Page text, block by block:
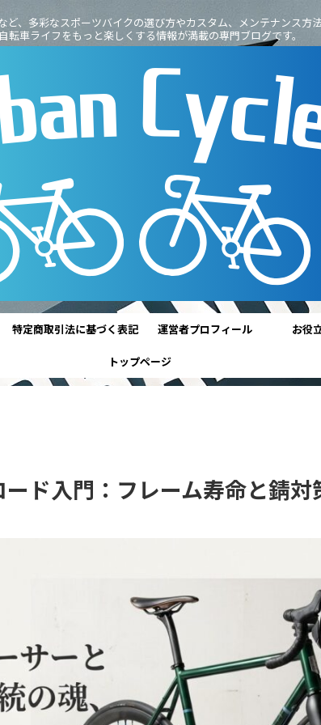
ど、多彩なスポーツバイクの選び方やカスタム、メンテナンス
転車ライフをもっと楽しくする情報が満載の専門ブログです。
特定商取引法に基づく表記 運営者プロフィール お役
トップページ
ド入門：フレーム寿命と錆対